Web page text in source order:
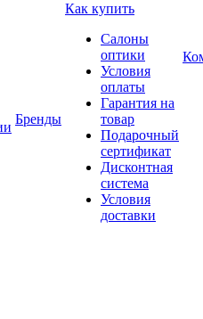
Бренды
Как купить
Салоны
оптики
Условия
оплаты
Гарантия на
товар
Подарочный
сертификат
Дисконтная
система
Условия
доставки